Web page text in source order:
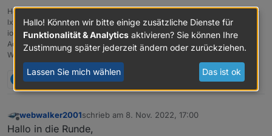
Host: Fujitsu Intel(R) Pentium(R) CPU G4560T, 32 GB RAM, Proxmox 8.x +
lxc Ubuntu 22.04
ioBroker (8 GB RAM) Node.js: 20.19.1, NPM: 10.8.2, js-Controller: 7.0.6,
Admin: 7.6.3
Wetterstation: Froggit WH3000SE V1.6.6
1 Antwort 0
Offline
webwalker2001schrieb am 8. Nov. 2022, 17:00
zuletzt editiert von
Hallo in die Runde,
Hallo! Könnten wir bitte einige zusätzliche Dienste für
Funktionalität & Analytics aktivieren? Sie können Ihre
Zustimmung später jederzeit ändern oder zurückziehen.
Lassen Sie mich wählen Das ist ok